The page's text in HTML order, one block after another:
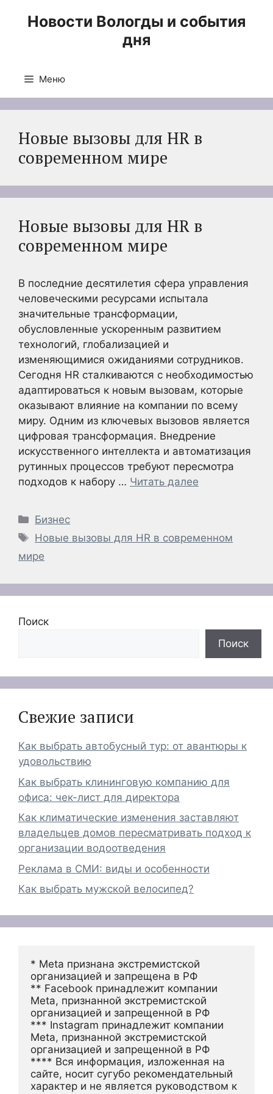
Новости Вологды и события
дня
Меню
Новые вызовы для HR в
современном мире
Новые вызовы для HR в
современном мире
В последние десятилетия сфера управления
человеческими ресурсами испытала
значительные трансформации,
обусловленные ускоренным развитием
технологий, глобализацией и
изменяющимися ожиданиями сотрудников.
Сегодня HR сталкиваются с необходимостью
адаптироваться к новым вызовам, которые
оказывают влияние на компании по всему
миру. Одним из ключевых вызовов является
цифровая трансформация. Внедрение
искусственного интеллекта и автоматизация
рутинных процессов требуют пересмотра
подходов к набору … Читать далее
Рубрики
Бизнес
Метки
Новые вызовы для HR в современном
мире
Поиск
Поиск
Свежие записи
Как выбрать автобусный тур: от авантюры к
удовольствию
Как выбрать клининговую компанию для
офиса: чек-лист для директора
Как климатические изменения заставляют
владельцев домов пересматривать подход к
организации водоотведения
Реклама в СМИ: виды и особенности
Как выбрать мужской велосипед?
* Meta признана экстремистской
организацией и запрещена в РФ
** Facebook принадлежит компании
Meta, признанной экстремистской
организацией и запрещенной в РФ
*** Instagram принадлежит компании
Meta, признанной экстремистской
организацией и запрещенной в РФ
**** Вся информация, изложенная на
сайте, носит сугубо рекомендательный
характер и не является руководством к